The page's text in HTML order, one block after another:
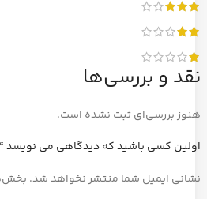
نقد و بررسی‌ها
هنوز بررسی‌ای ثبت نشده است.
اولین کسی باشید که دیدگاهی می
نشانی ایمیل شما منتشر نخواهد شد.